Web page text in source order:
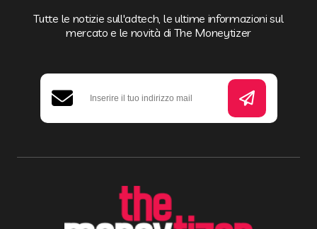
Tutte le notizie sull'adtech, le ultime informazioni sul
mercato e le novità di The Moneytizer